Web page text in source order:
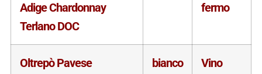
Adige Chardonnay
Terlano DOC
fermo
Oltrepò Pavese
bianco
Vino